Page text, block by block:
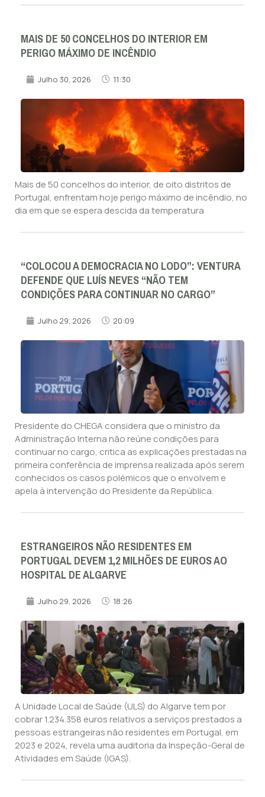
MAIS DE 50 CONCELHOS DO INTERIOR EM
PERIGO MÁXIMO DE INCÊNDIO
Julho 30, 2026 11:30
Mais de 50 concelhos do interior, de oito distritos de
Portugal, enfrentam hoje perigo máximo de incêndio, no
dia em que se espera descida da temperatura
“COLOCOU A DEMOCRACIA NO LODO”: VENTURA
DEFENDE QUE LUÍS NEVES “NÃO TEM
CONDIÇÕES PARA CONTINUAR NO CARGO”
Julho 29, 2026 20:09
Presidente do CHEGA considera que o ministro da
Administração Interna não reúne condições para
continuar no cargo, critica as explicações prestadas na
primeira conferência de imprensa realizada após serem
conhecidos os casos polémicos que o envolvem e
apela à intervenção do Presidente da República.
ESTRANGEIROS NÃO RESIDENTES EM
PORTUGAL DEVEM 1,2 MILHÕES DE EUROS AO
HOSPITAL DE ALGARVE
Julho 29, 2026 18:26
A Unidade Local de Saúde (ULS) do Algarve tem por
cobrar 1.234.358 euros relativos a serviços prestados a
pessoas estrangeiras não residentes em Portugal, em
2023 e 2024, revela uma auditoria da Inspeção-Geral de
Atividades em Saúde (IGAS).